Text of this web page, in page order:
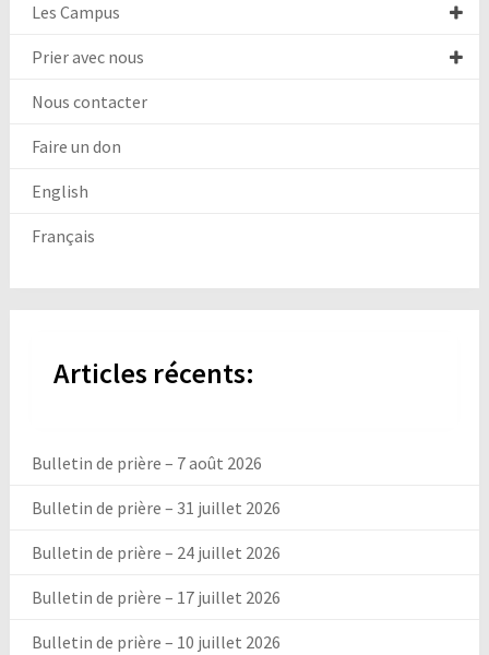
Les Campus
Prier avec nous
Nous contacter
Faire un don
English
Français
Articles récents:
Bulletin de prière – 7 août 2026
Bulletin de prière – 31 juillet 2026
Bulletin de prière – 24 juillet 2026
Bulletin de prière – 17 juillet 2026
Bulletin de prière – 10 juillet 2026